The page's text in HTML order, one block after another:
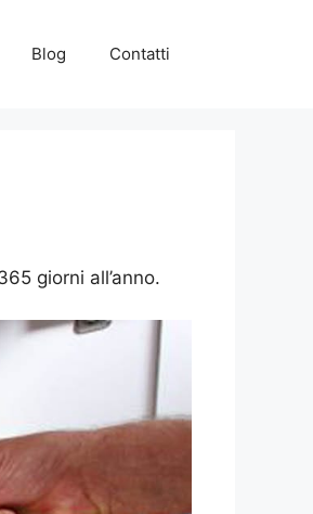
Blog Contatti
giorni all’anno.